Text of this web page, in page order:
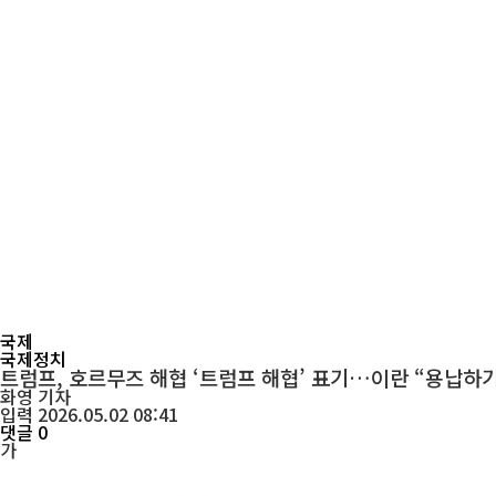
국제
국제정치
트럼프, 호르무즈 해협 ‘트럼프 해협’ 표기…이란 “용납하
화영기자
입력 2026.05.02 08:41
댓글 0
가